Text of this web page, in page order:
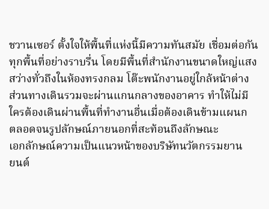
ชวานเซอร์ ตั้งใจให้พื้นที่แห่งนี้มีความทันสมัย เชื่อมต่อกัน
ทุกพื้นที่อย่างราบรื่น โดยมีพื้นที่สำนักงานขนาดใหญ่แสง
สว่างทั่วถึงในห้องทรงกลม โต๊ะพนักงานอยู่ใกล้หน้าต่าง
ส่วนทางเดินรวมจะผ่านแกนกลางของอาคาร ทำให้ไม่มี
ใครต้องเดินผ่านพื้นที่ทำงานอื่นเมื่อต้องเดินข้ามแผนก
ตลอดจนรูปลักษณ์ภายนอกที่สะท้อนถึงลักษณะ
เอกลักษณ์ความเป็นแนวหน้าของบริษัทนวัตกรรมยาน
ยนต์